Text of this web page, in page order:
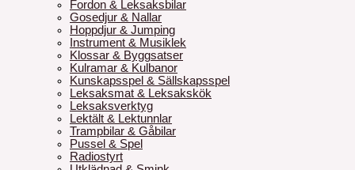
Fordon & Leksaksbilar
Gosedjur & Nallar
Hoppdjur & Jumping
Instrument & Musiklek
Klossar & Byggsatser
Kulramar & Kulbanor
Kunskapsspel & Sällskapsspel
Leksaksmat & Leksakskök
Leksaksverktyg
Lektält & Lektunnlar
Trampbilar & Gåbilar
Pussel & Spel
Radiostyrt